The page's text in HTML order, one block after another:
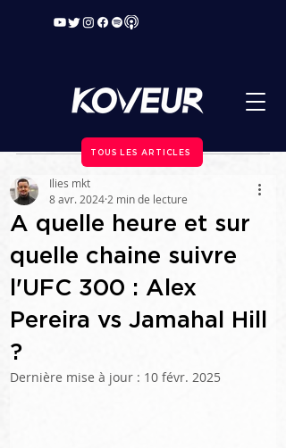
TOUS LES ARTICLES
A quelle heure et sur
quelle chaine suivre
l'UFC 300 : Alex
Pereira vs Jamahal Hill
?
Ilies mkt
8 avr. 2024 2 min de lecture
Dernière mise à jour : 10 févr. 2025